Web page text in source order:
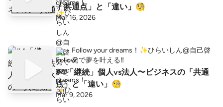
「共通点」と「違い」🧐
Mar 16, 2026
Follow your dreams！✨ひらいしん@自己啓
発で夢を叶える‼️
#4「継続」個人vs法人〜ビジネスの「共通
点」と「違い」🧐
Mar 9, 2026